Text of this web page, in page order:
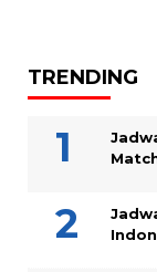
TRENDING